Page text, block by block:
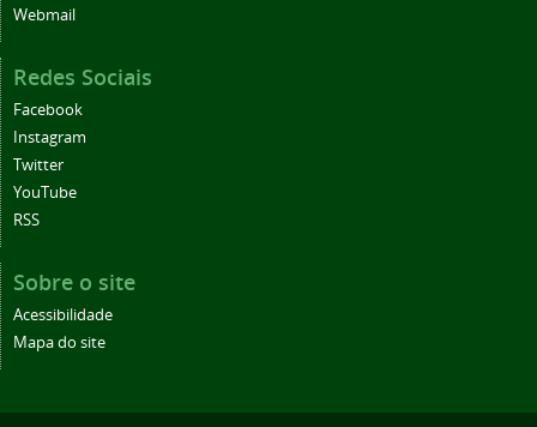
Webmail
Redes Sociais
Facebook
Instagram
Twitter
YouTube
RSS
Sobre o site
Acessibilidade
Mapa do site